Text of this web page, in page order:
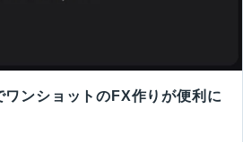
ンショットのFX作りが便利に